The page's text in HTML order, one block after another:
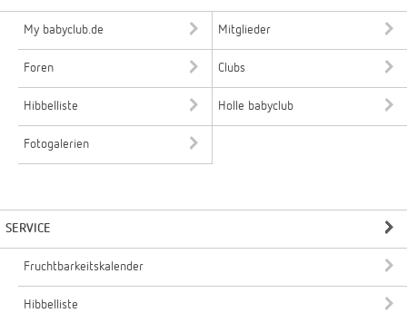
My babyclub.de Mitglieder
Foren Clubs
Hibbelliste Holle babyclub
Fotogalerien
SERVICE
Fruchtbarkeitskalender
Hibbelliste